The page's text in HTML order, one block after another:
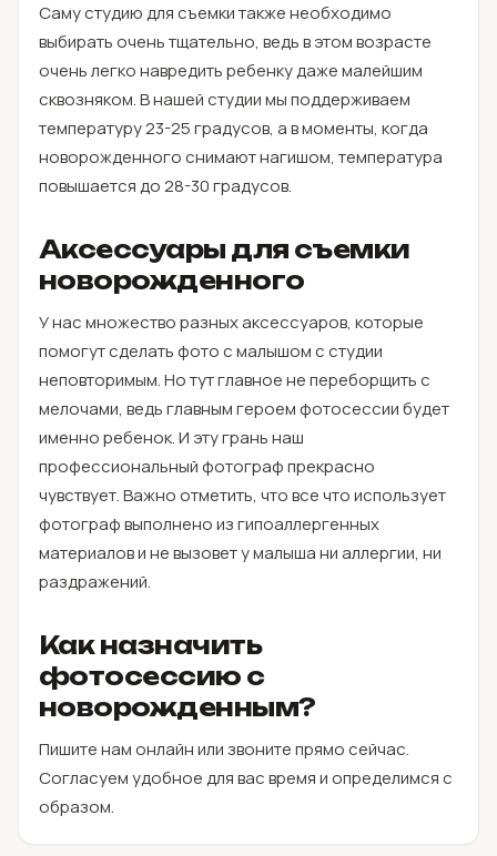
Саму студию для съемки также необходимо
выбирать очень тщательно, ведь в этом возрасте
очень легко навредить ребенку даже малейшим
сквозняком. В нашей студии мы поддерживаем
температуру 23-25 градусов, а в моменты, когда
новорожденного снимают нагишом, температура
повышается до 28-30 градусов.
Аксессуары для съемки
новорожденного
У нас множество разных аксессуаров, которые
помогут сделать фото с малышом с студии
неповторимым. Но тут главное не переборщить с
мелочами, ведь главным героем фотосессии будет
именно ребенок. И эту грань наш
профессиональный фотограф прекрасно
чувствует. Важно отметить, что все что использует
фотограф выполнено из гипоаллергенных
материалов и не вызовет у малыша ни аллергии, ни
раздражений.
Как назначить
фотосессию с
новорожденным?
Пишите нам онлайн или звоните прямо сейчас.
Согласуем удобное для вас время и определимся с
образом.